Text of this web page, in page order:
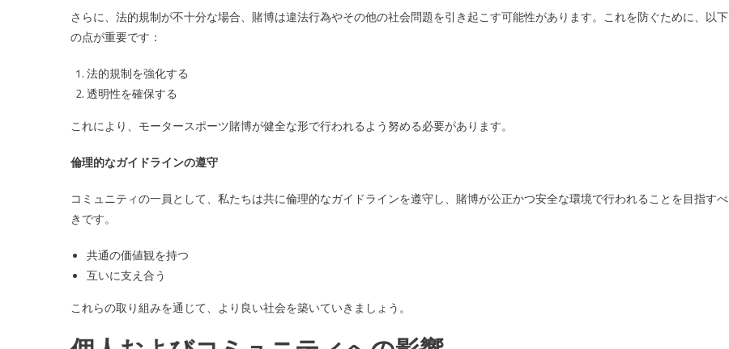
さらに、法的規制が不十分な場合、賭博は違法行為やその他の社会問題を引き起こす可能性があります。これを防ぐために、以下
の点が重要です：
法的規制を強化する
透明性を確保する
これにより、モータースポーツ賭博が健全な形で行われるよう努める必要があります。
倫理的なガイドラインの遵守
コミュニティの一員として、私たちは共に倫理的なガイドラインを遵守し、賭博が公正かつ安全な環境で行われることを目指すべ
きです。
共通の価値観を持つ
互いに支え合う
これらの取り組みを通じて、より良い社会を築いていきましょう。